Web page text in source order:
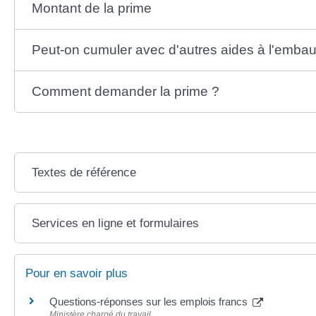
Montant de la prime
Peut-on cumuler avec d'autres aides à
Comment demander la prime ?
Textes de référence
Services en ligne et formulaires
Pour en savoir plus
Questions-réponses sur les emplois francs